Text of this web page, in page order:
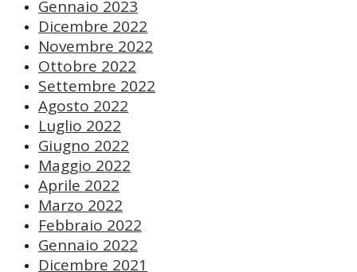
Gennaio 2023
Dicembre 2022
Novembre 2022
Ottobre 2022
Settembre 2022
Agosto 2022
Luglio 2022
Giugno 2022
Maggio 2022
Aprile 2022
Marzo 2022
Febbraio 2022
Gennaio 2022
Dicembre 2021